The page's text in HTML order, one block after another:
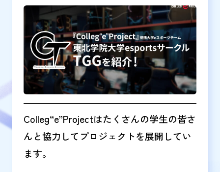
Colleg“e”Projectはたくさんの学生の皆さ
んと協力してプロジェクトを展開してい
ます。